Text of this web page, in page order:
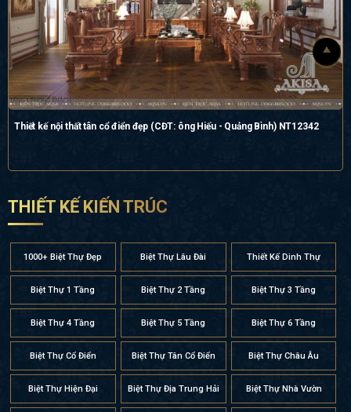
Thiết kế nội thất tân cổ điển đẹp (CĐT: ông Hiếu - Quảng Bình) NT12342
THIẾT KẾ KIẾN TRÚC
1000+ Biệt Thự Đẹp Biệt Thự Lâu Đài Thiết Kế Dinh Thự
Biệt Thự 1 Tầng Biệt Thự 2 Tầng Biệt Thự 3 Tầng
Biệt Thự 4 Tầng Biệt Thự 5 Tầng Biệt Thự 6 Tầng
Biệt Thự Cổ Điển Biệt Thự Tân Cổ Điển Biệt Thự Châu Âu
Biệt Thự Hiện Đại Biệt Thự Địa Trung Hải Biệt Thự Nhà Vườn